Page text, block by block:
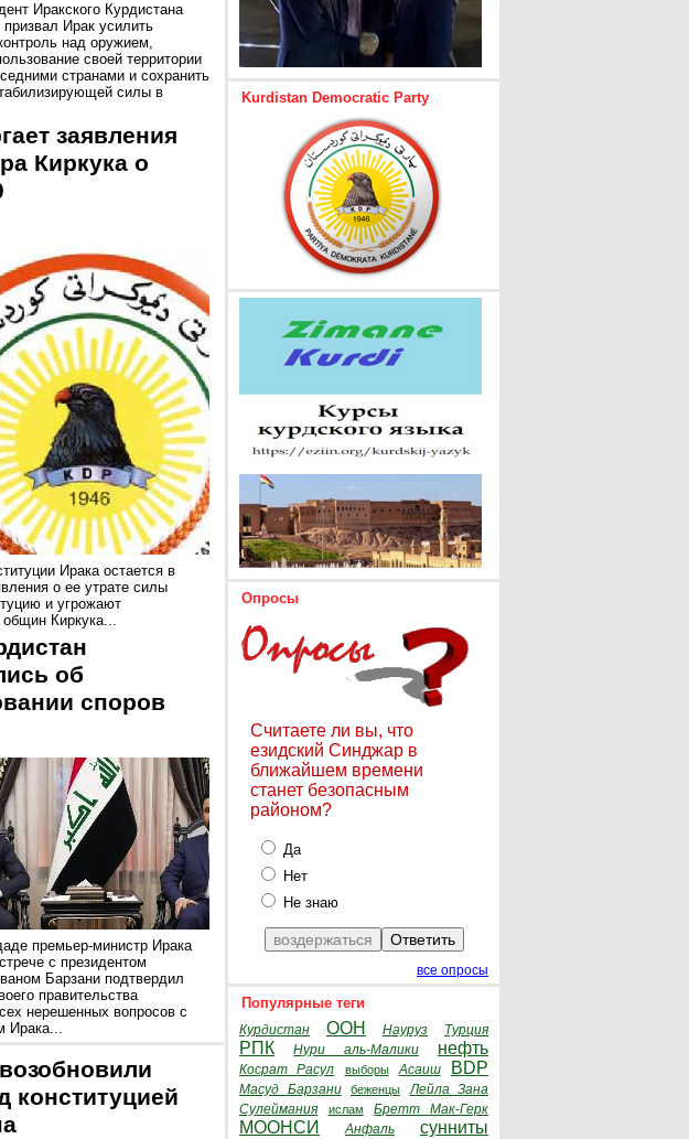
Иракского Курдистана
Ирак усилить
над оружием,
своей территории
странами и сохранить
силы в
заявления
Киркука о
Ирака остается в
о ее утрате силы
и угрожают
Киркука...
об
споров
премьер-министр Ирака
с президентом
Барзани подтвердил
правительства
нерешенных вопросов с
Ирака...
конституцией
Kurdistan Democratic Party
Опросы
Считаете ли вы, что
езидский Синджар в
ближайшем времени
станет безопасным
районом?
Да
Нет
Не знаю
все опросы
Популярные теги
Курдистан ООН Науруз Турция
РПК Нури аль-Малики нефть
Косрат Расул выборы Асаиш BDP
Масуд Барзани беженцы
Лейла Зана
Сулеймания
ислам Бретт Мак-Герк
МООНСИ Анфаль сунниты